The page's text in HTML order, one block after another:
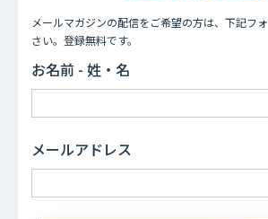
メールマガジンの配信をご希望の方は、下記フ
さい。登録無料です。
お名前 - 姓・名
メールアドレス